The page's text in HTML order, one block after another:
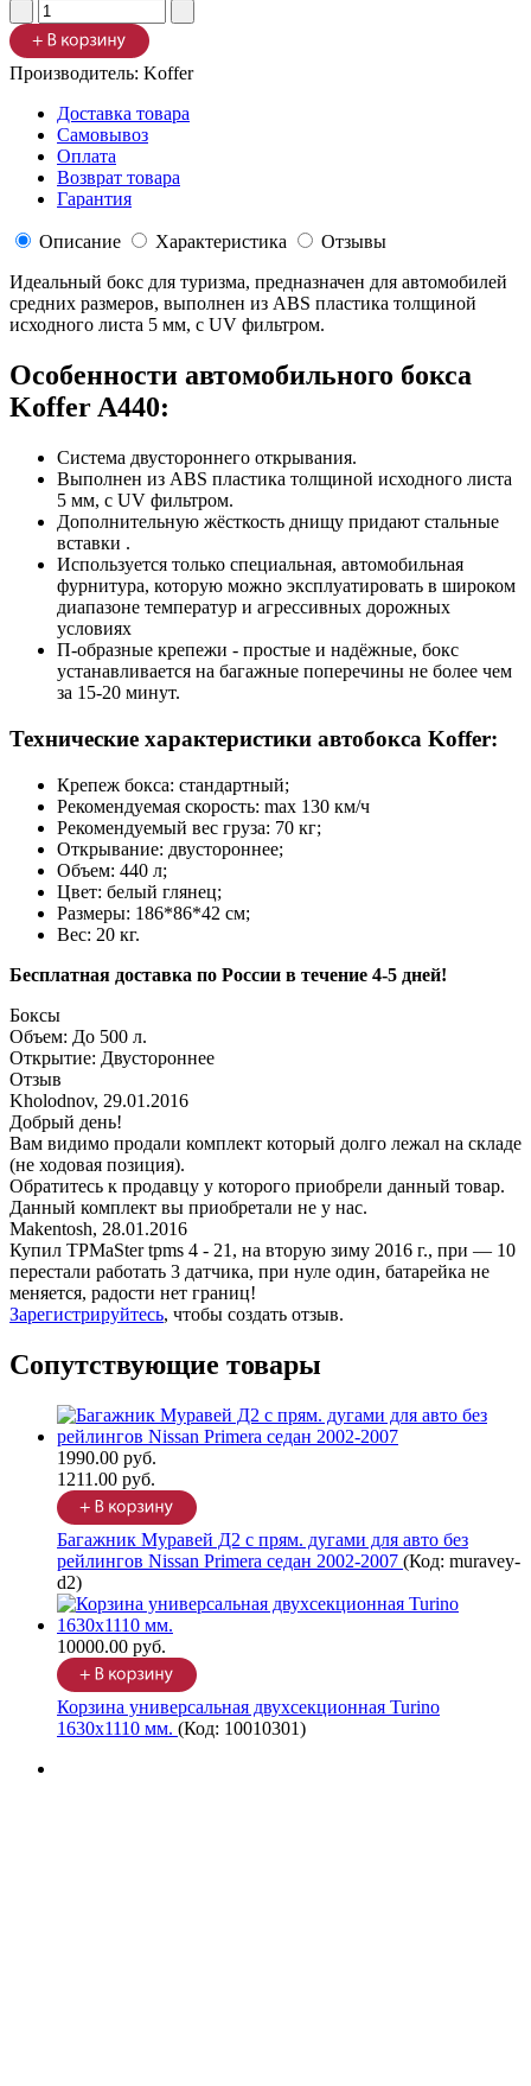
Производитель: Koffer
Доставка товара
Самовывоз
Оплата
Возврат товара
Гарантия
Описание Характеристика
Отзывы
Идеальный бокс для туризма, предназначен для автомобилей
средних размеров, выполнен из ABS пластика толщиной
исходного листа 5 мм, с UV фильтром.
Особенности автомобильного бокса
Koffer A440:
Система двустороннего открывания.
Выполнен из ABS пластика толщиной исходного листа
5 мм, с UV фильтром.
Дополнительную жёсткость днищу придают стальные
вставки .
Используется только специальная, автомобильная
фурнитура, которую можно эксплуатировать в широком
диапазоне температур и агрессивных дорожных
условиях
П-образные крепежи - простые и надёжные, бокс
устанавливается на багажные поперечины не более чем
за 15-20 минут.
Технические характеристики автобокса Koffer:
Крепеж бокса: стандартный;
Рекомендуемая скорость: max 130 км/ч
Рекомендуемый вес груза: 70 кг;
Открывание: двустороннее;
Объем: 440 л;
Цвет: белый глянец;
Размеры: 186*86*42 см;
Вес: 20 кг.
Бесплатная доставка по России в течение 4-5 дней!
Боксы
Объем: До 500 л.
Открытие: Двустороннее
Отзыв
Kholodnov, 29.01.2016
Добрый день!
Вам видимо продали комплект который долго лежал на складе
(не ходовая позиция).
Обратитесь к продавцу у которого приобрели данный товар.
Данный комплект вы приобретали не у нас.
Makentosh, 28.01.2016
Купил TPMaSter tpms 4 - 21, на вторую зиму 2016 г., при — 10
перестали работать 3 датчика, при нуле один, батарейка не
меняется, радости нет границ!
Зарегистрируйтесь, чтобы создать отзыв.
Сопутствующие товары
1990.00 руб.
1211.00 руб.
Багажник Муравей Д2 с прям. дугами для авто без
рейлингов Nissan Primera седан 2002-2007 (Код: muravey-
d2)
10000.00 руб.
Корзина универсальная двухсекционная Turino
1630х1110 мм. (Код: 10010301)